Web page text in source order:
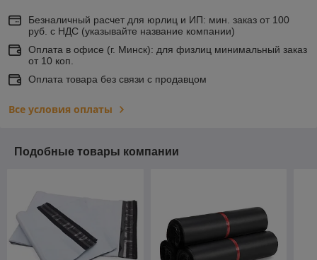
Безналичный расчет для юрлиц и ИП: мин. заказ от 100
руб. с НДС (указывайте название компании)
Оплата в офисе (г. Минск): для физлиц минимальный заказ
от 10 коп.
Оплата товара без связи с продавцом
Все условия оплаты
Подобные товары компании